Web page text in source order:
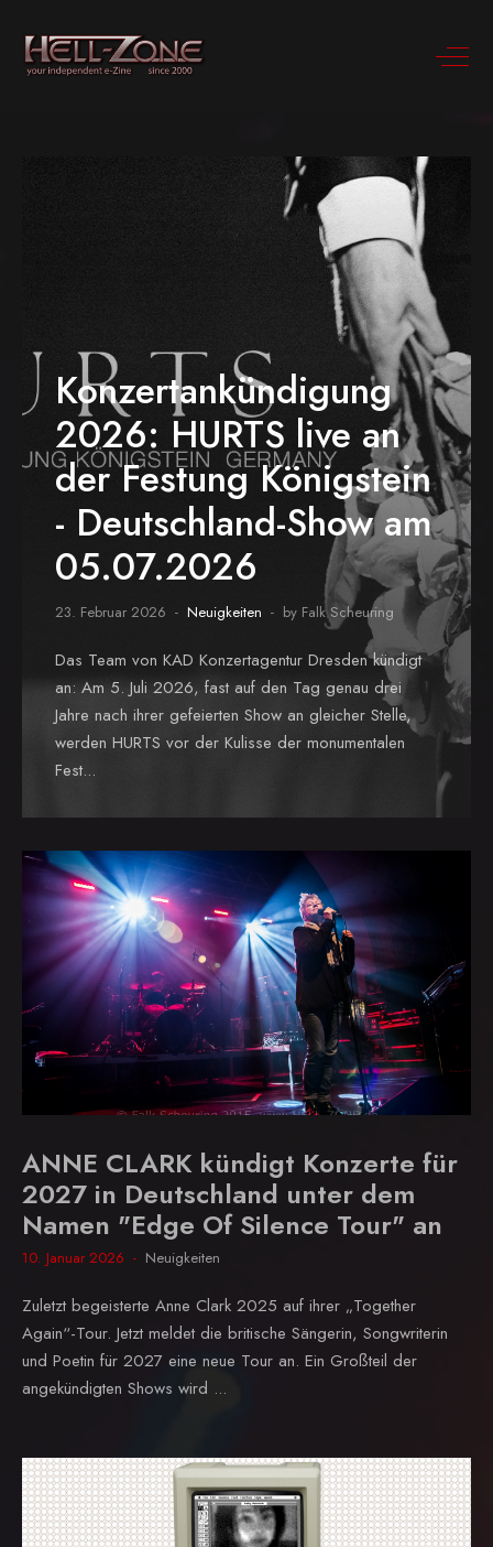
Konzertankündigung
2026: HURTS live an
der Festung Königstein
- Deutschland-Show am
05.07.2026
23. Februar 2026 Neuigkeiten by Falk Scheuring
Das Team von KAD Konzertagentur Dresden kündigt
an: Am 5. Juli 2026, fast auf den Tag genau drei
Jahre nach ihrer gefeierten Show an gleicher Stelle,
werden HURTS vor der Kulisse der monumentalen
Fest...
ANNE CLARK kündigt Konzerte für
2027 in Deutschland unter dem
Namen "Edge Of Silence Tour" an
10. Januar 2026 Neuigkeiten
Zuletzt begeisterte Anne Clark 2025 auf ihrer „Together
Again“-Tour. Jetzt meldet die britische Sängerin, Songwriterin
und Poetin für 2027 eine neue Tour an. Ein Großteil der
angekündigten Shows wird ...